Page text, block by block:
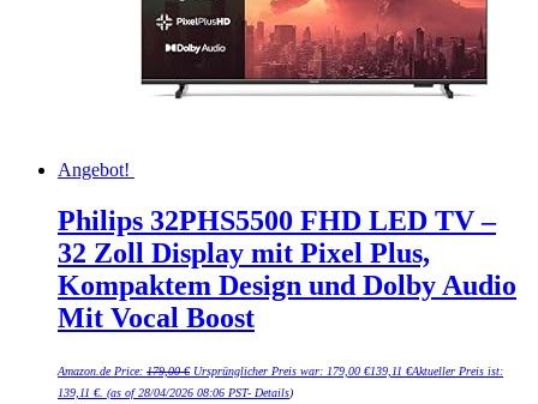
Angebot!
Philips 32PHS5500 FHD LED TV –
32 Zoll Display mit Pixel Plus,
Kompaktem Design und Dolby Audio
Mit Vocal Boost
Amazon.de Price: 179,00€ Ursprünglicher Preis war: 179,00 €139,11 €Aktueller Preis ist:
139,11 €. (as of 28/04/2026 08:06 PST- Details)